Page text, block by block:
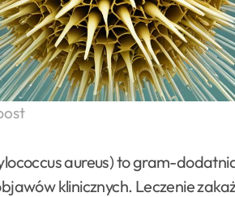
aureus) to gram-
klinicznych. Leczenie